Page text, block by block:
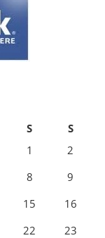
S
S
1
2
8
9
15
16
22
23